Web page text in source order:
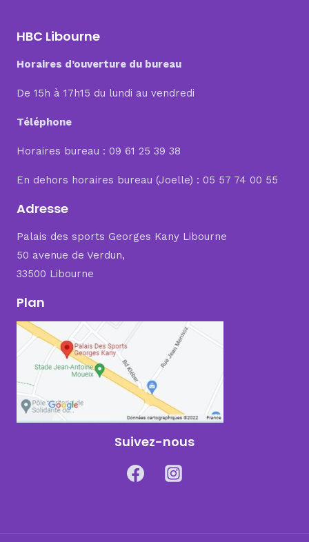
l’article
HBC Libourne
Horaires d’ouverture du bureau
De 15h à 17h15 du lundi au vendredi
Téléphone
Horaires bureau : 09 61 25 39 38
En dehors horaires bureau (Joelle) : 05 57 74 00 55
Adresse
Palais des sports Georges Kany Libourne
50 avenue de Verdun,
33500 Libourne
Plan
Suivez-nous